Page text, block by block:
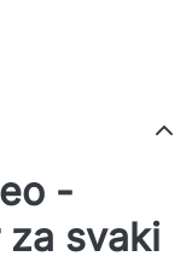
-
svaki